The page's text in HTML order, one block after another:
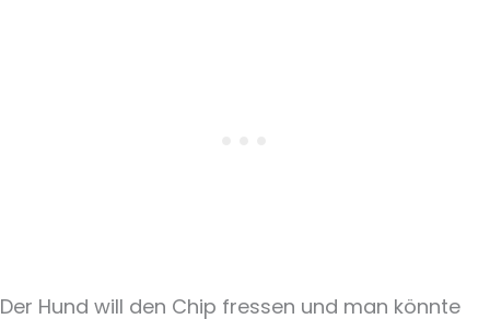
Der Hund will den Chip fressen und man könnte